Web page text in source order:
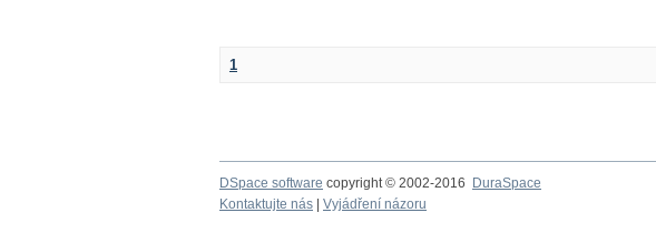
1
DSpace software copyright © 2002-2016 DuraSpace
Kontaktujte nás
Vyjádření názoru